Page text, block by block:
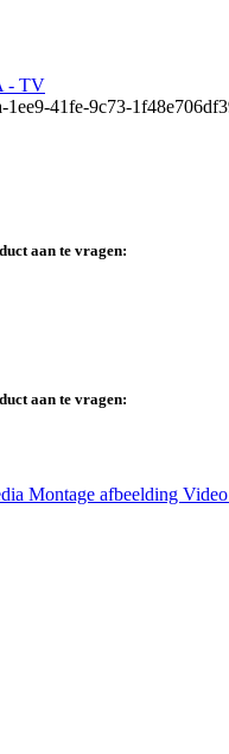
- TV
aan te vragen:
aan te vragen:
Montage afbeelding Video